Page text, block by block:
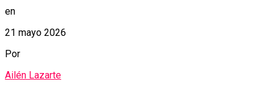
en
21 mayo 2026
Por
Ailén Lazarte